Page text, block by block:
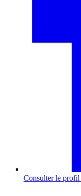
Consulter le profil